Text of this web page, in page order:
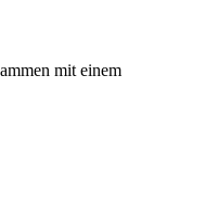
mit einem